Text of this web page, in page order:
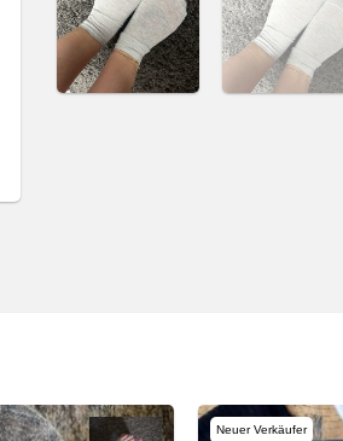
Neuer Verkäufer